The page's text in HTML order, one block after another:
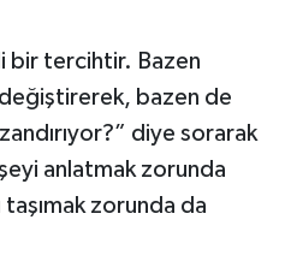
bir tercihtir. Bazen
bazen de
diye sorarak
şeyi anlatmak zorunda
taşımak zorunda da